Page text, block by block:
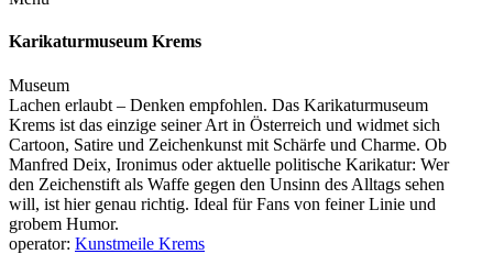
Karikaturmuseum Krems
Museum
Lachen erlaubt – Denken empfohlen. Das Karikaturmuseum
Krems ist das einzige seiner Art in Österreich und widmet sich
Cartoon, Satire und Zeichenkunst mit Schärfe und Charme. Ob
Manfred Deix, Ironimus oder aktuelle politische Karikatur: Wer
den Zeichenstift als Waffe gegen den Unsinn des Alltags sehen
will, ist hier genau richtig. Ideal für Fans von feiner Linie und
grobem Humor.
operator: Kunstmeile Krems